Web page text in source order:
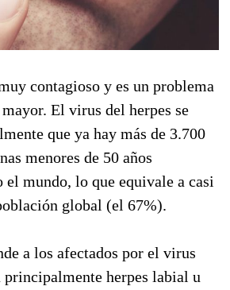
contagioso y es un problema
El virus del herpes se
que ya hay más de 3.700
menores de 50 años
el mundo, lo que equivale a casi
global (el 67%).
a los afectados por el virus
principalmente herpes labial u